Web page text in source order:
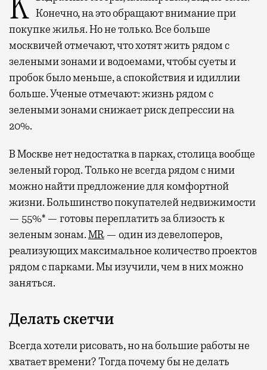
Квадратные метры, планировки, вид из окон. Конечно, на это обращают внимание при
покупке жилья. Но не только. Все больше
москвичей отмечают, что хотят жить рядом с
зелеными зонами и водоемами, чтобы суеты и
пробок было меньше, а спокойствия и идиллии
больше. Ученые отмечают: жизнь рядом с
зелеными зонами снижает риск депрессии на
20%.
В Москве нет недостатка в парках, столица вообще
зеленый город. Только не всегда рядом с ними
можно найти предложение для комфортной
жизни. Большинство покупателей недвижимости
— 55%* — готовы переплатить за близость к
зеленым зонам.MR — один из девелоперов,
реализующих максимальное количество проектов
рядом с парками. Мы изучили, чем в них можно
заняться.
Делать скетчи
Всегда хотели рисовать, но на большие работы не
хватает времени? Тогда почему бы не делать